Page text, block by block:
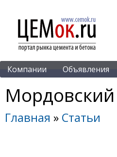
Компании Объявления
Главная » Статьи